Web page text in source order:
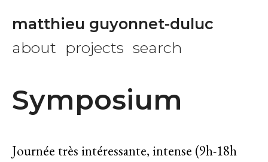
matthieu guyonnet-duluc
about projects search
Symposium
Journée très intéressante, intense (9h-18h